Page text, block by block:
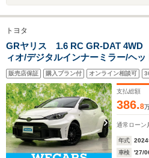
トヨタ
GRヤリス 1.6 RC GR-DAT 4WD
ィオ/デジタルインナーミラー/ヘッ
LED/Bluetooth接続/ETC2.0/EBD付
エアバッグ 運転席/エアバッグ 助
販売店保証 購入プラン付 オンライン相談可
支払総額
386.8
通常ローン
年式 2024
車検
'27/